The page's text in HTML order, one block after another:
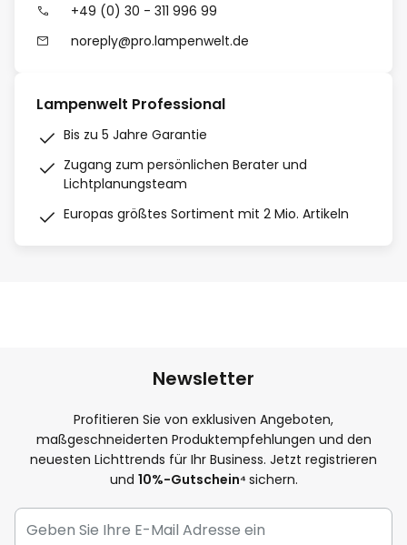
+49 (0) 30 - 311 996 99
noreply@pro.lampenwelt.de
Lampenwelt Professional
Bis zu 5 Jahre Garantie
Zugang zum persönlichen Berater und
Lichtplanungsteam
Europas größtes Sortiment mit 2 Mio. Artikeln
Newsletter
Profitieren Sie von exklusiven Angeboten,
maßgeschneiderten Produktempfehlungen und den
neuesten Lichttrends für Ihr Business. Jetzt registrieren
und 10%-Gutschein⁴ sichern.